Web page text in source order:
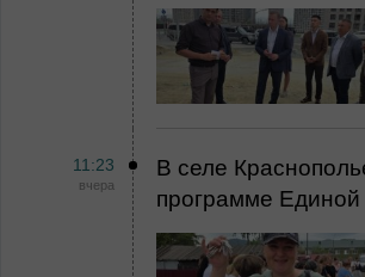
11:23
вчера
В селе
программе Единой